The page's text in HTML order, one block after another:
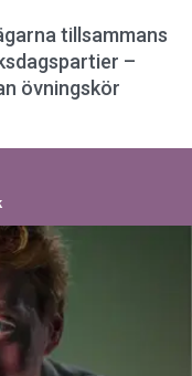
tillsammans
–
övningskör